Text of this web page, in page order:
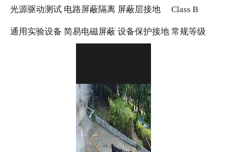
光源驱动测试 电路屏蔽隔离 屏蔽层接地 Class B
通用实验设备 简易电磁屏蔽 设备保护接地 常规等级